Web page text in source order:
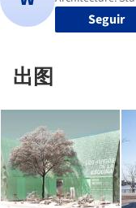
Seguir
出图